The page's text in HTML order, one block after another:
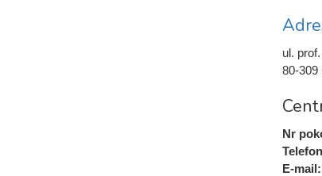
ul.
80-309
Nr
E-mail: